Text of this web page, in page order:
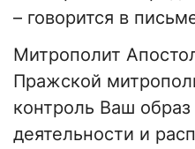
– говорится в
Митрополит
Пражской
контроль Ваш
деятельности и